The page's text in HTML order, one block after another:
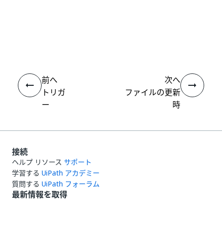
前へ
トリガ
ー
次へ
ファイルの更新
時
接続
ヘルプ リソース サポート
学習する UiPath アカデミー
質問する UiPath フォーラム
最新情報を取得